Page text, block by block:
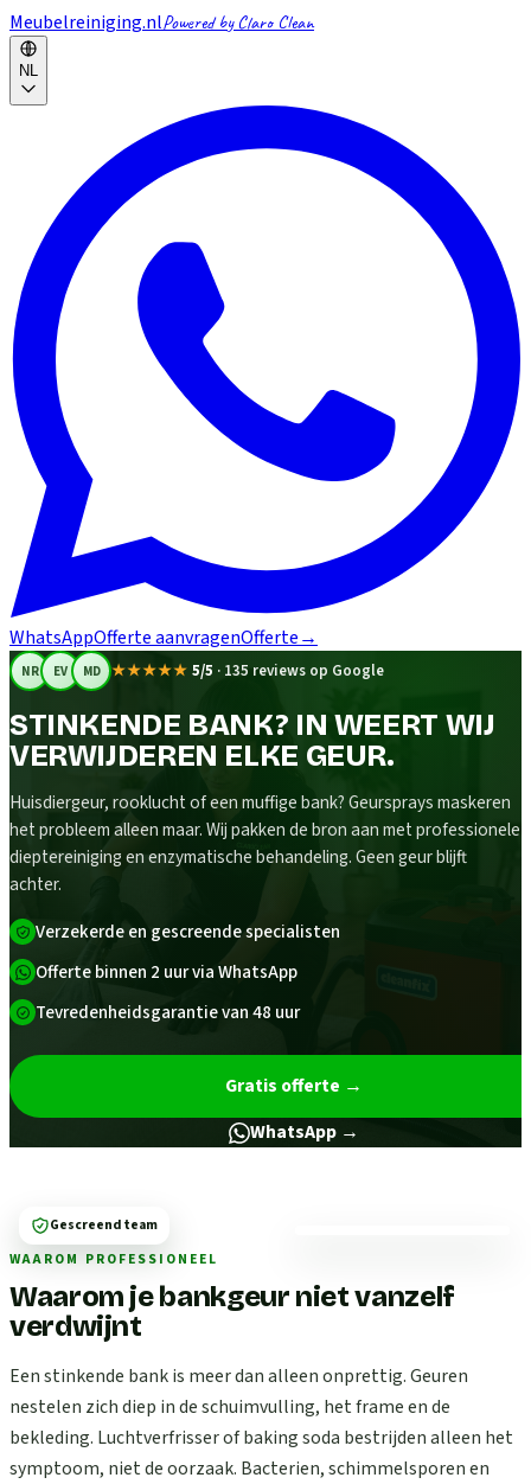
Meubelreiniging.nlPowered by Claro Clean
NL
WhatsAppOfferte aanvragenOfferte→
NR EV MD ★★★★★ 5/5 · 135 reviews op Google
STINKENDE BANK? IN WEERT WIJ
VERWIJDEREN ELKE GEUR.
Huisdiergeur, rooklucht of een muffige bank? Geursprays maskeren
het probleem alleen maar. Wij pakken de bron aan met professionele
dieptereiniging en enzymatische behandeling. Geen geur blijft
achter.
Verzekerde en gescreende specialisten
Offerte binnen 2 uur via WhatsApp
Tevredenheidsgarantie van 48 uur
Gratis offerte →
WhatsApp →
WAAROM PROFESSIONEEL
Waarom je bankgeur niet vanzelf
verdwijnt
Een stinkende bank is meer dan alleen onprettig. Geuren
nestelen zich diep in de schuimvulling, het frame en de
bekleding. Luchtverfrisser of baking soda bestrijden alleen het
symptoom, niet de oorzaak. Bacterien, schimmelsporen en
Gescreend team